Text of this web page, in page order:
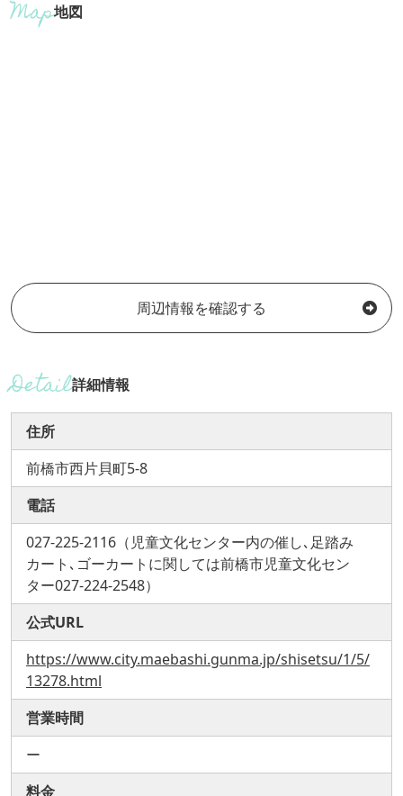
地図
周辺情報を確認する
詳細情報
住所
前橋市西片貝町5-8
電話
027-225-2116（児童文化センター内の催し､足踏み
カート､ゴーカートに関しては前橋市児童文化セン
ター027-224-2548）
公式URL
https://www.city.maebashi.gunma.jp/shisetsu/1/5/
13278.html
営業時間
ー
料金